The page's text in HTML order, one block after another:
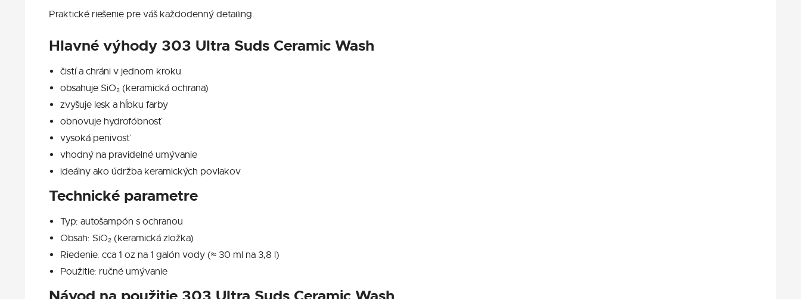
Praktické riešenie pre váš každodenný detailing.
Hlavné výhody 303 Ultra Suds Ceramic Wash
čistí a chráni v jednom kroku
obsahuje SiO₂ (keramická ochrana)
zvyšuje lesk a hĺbku farby
obnovuje hydrofóbnosť
vysoká penivosť
vhodný na pravidelné umývanie
ideálny ako údržba keramických povlakov
Technické parametre
Typ: autošampón s ochranou
Obsah: SiO₂ (keramická zložka)
Riedenie: cca 1 oz na 1 galón vody (≈ 30 ml na 3,8 l)
Použitie: ručné umývanie